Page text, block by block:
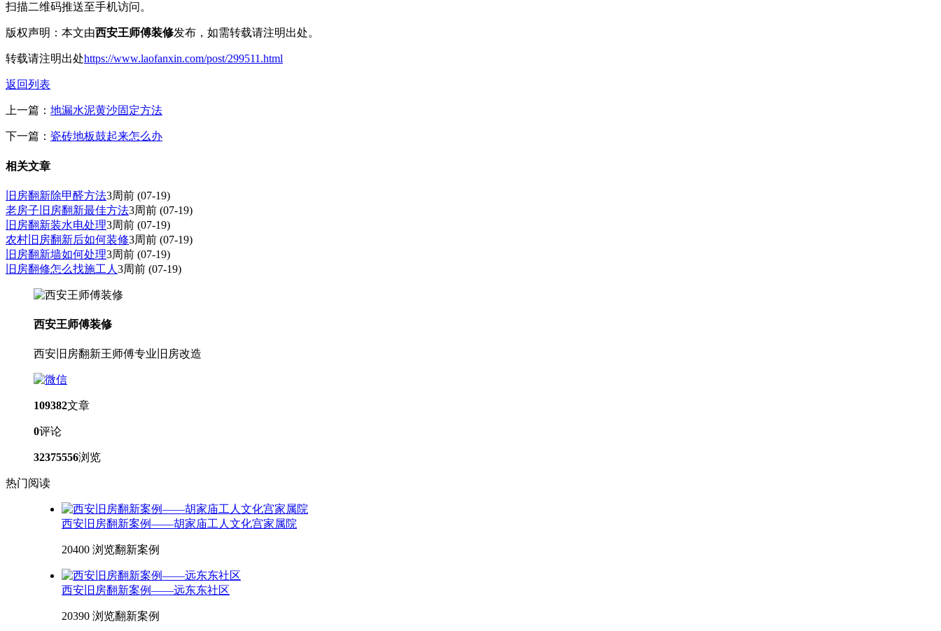
扫描二维码推送至手机访问。
版权声明：本文由西安王师傅装修发布，如需转载请注明出处。
转载请注明出处https://www.laofanxin.com/post/299511.html
返回列表
上一篇： 地漏水泥黄沙固定方法
下一篇： 瓷砖地板鼓起来怎么办
相关文章
旧房翻新除甲醛方法3周前 (07-19)
老房子旧房翻新最佳方法3周前 (07-19)
旧房翻新装水电处理3周前 (07-19)
农村旧房翻新后如何装修3周前 (07-19)
旧房翻新墙如何处理3周前 (07-19)
旧房翻修怎么找施工人 3周前 (07-19)
西安王师傅装修
西安旧房翻新王师傅专业旧房改造
109382文章
0评论
32375556浏览
热门阅读
西安旧房翻新案例——胡家庙工人文化宫家属院
20400 浏览翻新案例
西安旧房翻新案例——远东东社区
20390 浏览翻新案例